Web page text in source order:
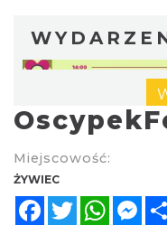
II Beskidzkie
Cięcina
Miejscowość:
ŻYWIEC
FacebookTwitter